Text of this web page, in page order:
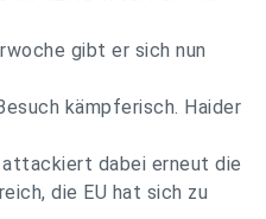
gibt er sich nun
kämpferisch. Haider
dabei erneut die
die EU hat sich zu